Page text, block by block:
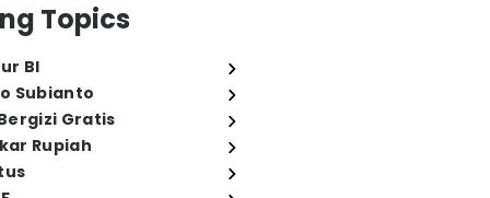
Topics
BI
Subianto
Gratis
Rupiah